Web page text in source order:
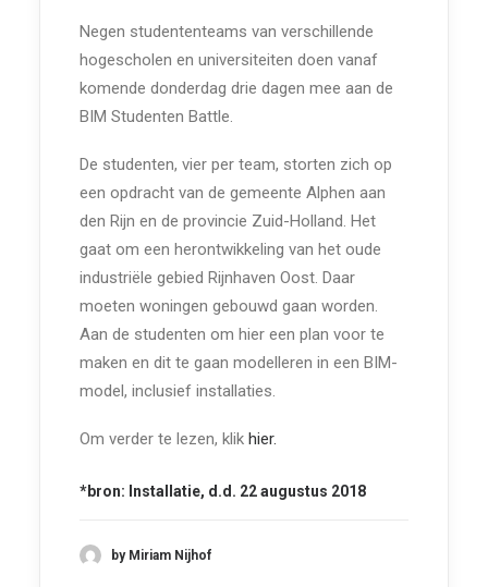
Negen studententeams van verschillende
hogescholen en universiteiten doen vanaf
komende donderdag drie dagen mee aan de
BIM Studenten Battle.
De studenten, vier per team, storten zich op
een opdracht van de gemeente Alphen aan
den Rijn en de provincie Zuid-Holland. Het
gaat om een herontwikkeling van het oude
industriële gebied Rijnhaven Oost. Daar
moeten woningen gebouwd gaan worden.
Aan de studenten om hier een plan voor te
maken en dit te gaan modelleren in een BIM-
model, inclusief installaties.
Om verder te lezen, klik hier.
*bron: Installatie, d.d. 22 augustus 2018
by Miriam Nijhof